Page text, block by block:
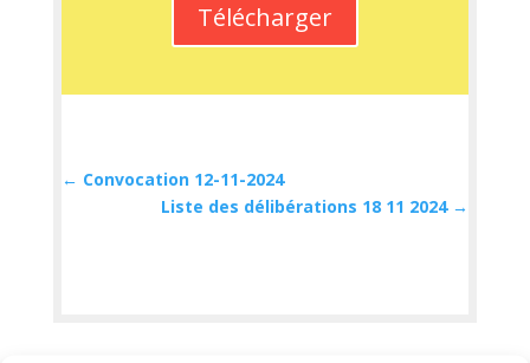
Télécharger
← Convocation 12-11-2024
Liste des délibérations 18 11 2024→